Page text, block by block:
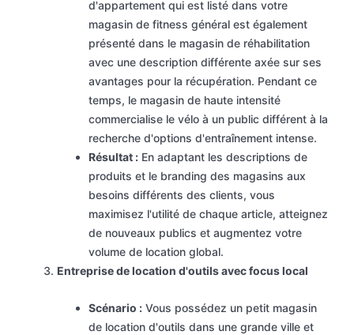
d'appartement qui est listé dans votre
magasin de fitness général est également
présenté dans le magasin de réhabilitation
avec une description différente axée sur ses
avantages pour la récupération. Pendant ce
temps, le magasin de haute intensité
commercialise le vélo à un public différent à la
recherche d'options d'entraînement intense.
Résultat : En adaptant les descriptions de
produits et le branding des magasins aux
besoins différents des clients, vous
maximisez l'utilité de chaque article, atteignez
de nouveaux publics et augmentez votre
volume de location global.
Entreprise de location d'outils avec focus local
Scénario : Vous possédez un petit magasin
de location d'outils dans une grande ville et